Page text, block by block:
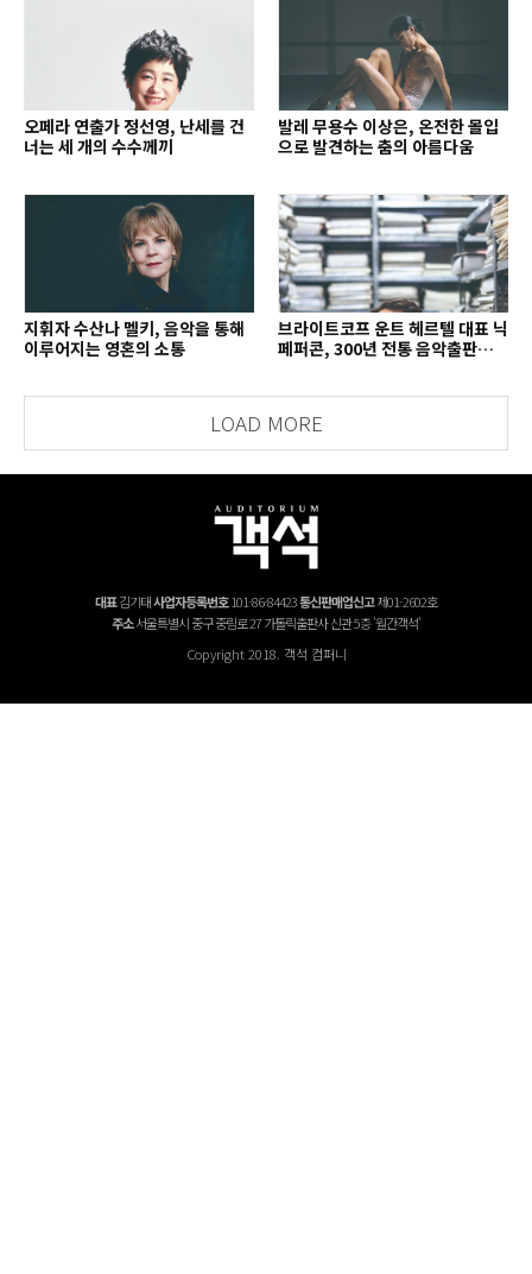
오페라 연출가 정선영, 난세를 건
너는 세 개의 수수께끼
발레 무용수 이상은, 온전한 몰입
으로 발견하는 춤의 아름다움
지휘자 수산나 멜키, 음악을 통해
이루어지는 영혼의 소통
브라이트코프 운트 헤르텔 대표 닉
페퍼콘, 300년 전통 음악출판사의
LOAD MORE
대표김기태사업자등록번호101-86-84423통신판매업신고제01-2602호
주소서울특별시 중구 중림로 27 가톨릭출판사 신관 5층 '월간객석'
Copyright 2018. 객석 컴퍼니